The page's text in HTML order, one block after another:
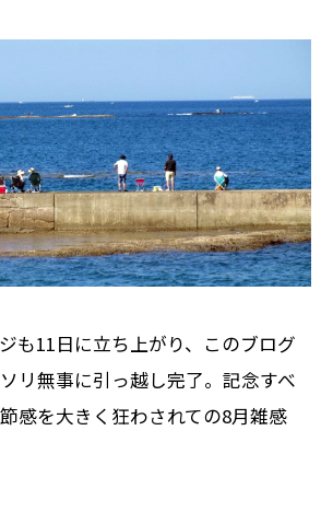
も11日に立ち上がり、このブログ
リ無事に引っ越し完了。記念すべ
感を大きく狂わされての8月雑感